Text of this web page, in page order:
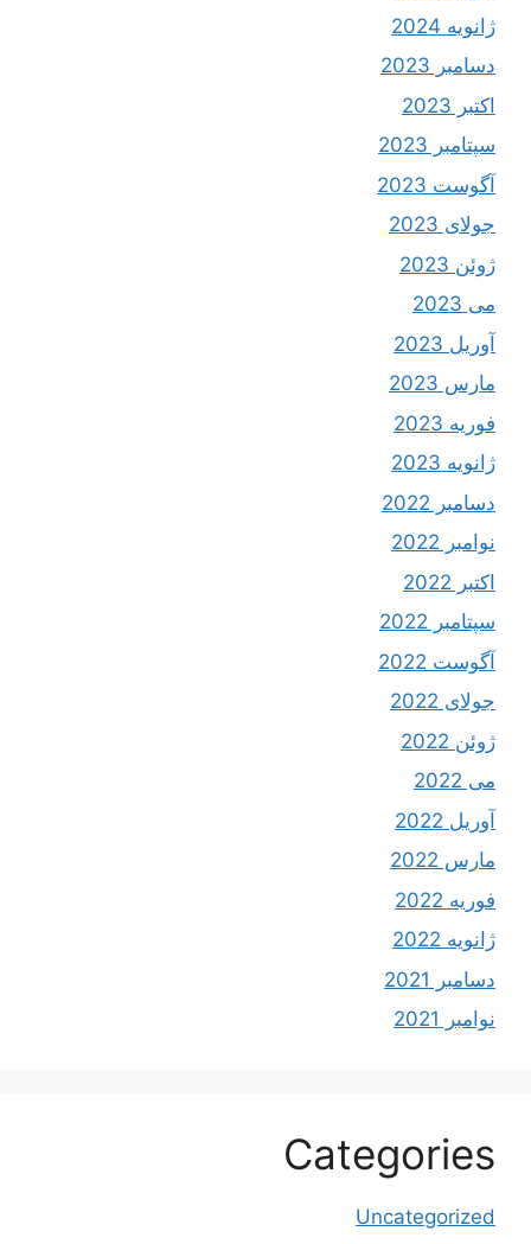
ژانویه 2024
دسامبر 2023
اکتبر 2023
سپتامبر 2023
آگوست 2023
جولای 2023
ژوئن 2023
می 2023
آوریل 2023
مارس 2023
فوریه 2023
ژانویه 2023
دسامبر 2022
نوامبر 2022
اکتبر 2022
سپتامبر 2022
آگوست 2022
جولای 2022
ژوئن 2022
می 2022
آوریل 2022
مارس 2022
فوریه 2022
ژانویه 2022
دسامبر 2021
نوامبر 2021
Categories
Uncategorized